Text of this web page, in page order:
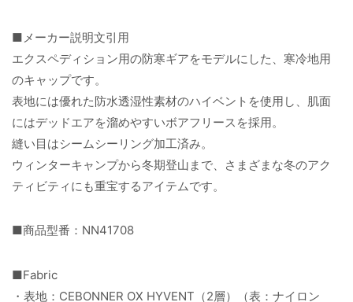
■メーカー説明文引用
エクスペディション用の防寒ギアをモデルにした、寒冷地用
のキャップです。
表地には優れた防水透湿性素材のハイベントを使用し、肌面
にはデッドエアを溜めやすいボアフリースを採用。
縫い目はシームシーリング加工済み。
ウィンターキャンプから冬期登山まで、さまざまな冬のアク
ティビティにも重宝するアイテムです。
■商品型番：NN41708
■Fabric
・表地：CEBONNER OX HYVENT（2層）（表：ナイロン